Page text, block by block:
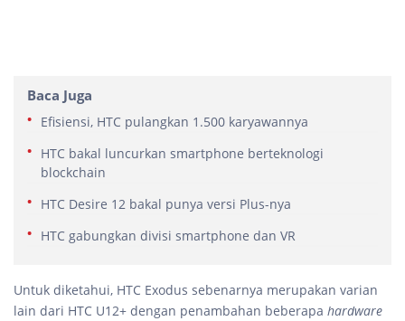
Baca Juga
Efisiensi, HTC pulangkan 1.500 karyawannya
HTC bakal luncurkan smartphone berteknologi
blockchain
HTC Desire 12 bakal punya versi Plus-nya
HTC gabungkan divisi smartphone dan VR
Untuk diketahui, HTC Exodus sebenarnya merupakan varian
lain dari HTC U12+ dengan penambahan beberapa hardware